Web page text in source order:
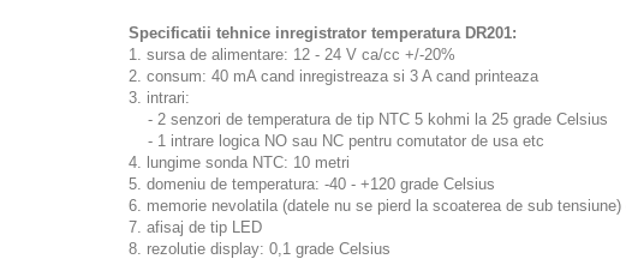
Specificatii tehnice inregistrator temperatura DR201:
1. sursa de alimentare: 12 - 24 V ca/cc +/-20%
2. consum: 40 mA cand inregistreaza si 3 A cand printeaza
3. intrari:
- 2 senzori de temperatura de tip NTC 5 kohmi la 25 grade Celsius
- 1 intrare logica NO sau NC pentru comutator de usa etc
4. lungime sonda NTC: 10 metri
5. domeniu de temperatura: -40 - +120 grade Celsius
6. memorie nevolatila (datele nu se pierd la scoaterea de sub
7. afisaj de tip LED
8. rezolutie display: 0,1 grade Celsius